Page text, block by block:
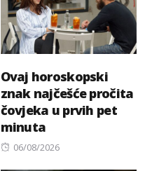
Ovaj horoskopski
znak najčešće pročita
čovjeka u prvih pet
minuta
Posted
06/08/2026